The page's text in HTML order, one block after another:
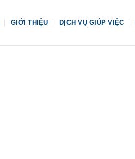
GIỚI THIỆU DỊCH VỤ GIÚP VIỆC